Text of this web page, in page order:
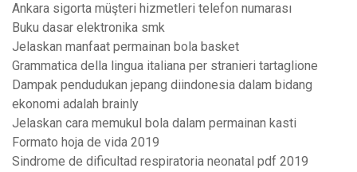
Ankara sigorta müşteri hizmetleri telefon numarası
Buku dasar elektronika smk
Jelaskan manfaat permainan bola basket
Grammatica della lingua italiana per stranieri tartaglione
Dampak pendudukan jepang diindonesia dalam bidang
ekonomi adalah brainly
Jelaskan cara memukul bola dalam permainan kasti
Formato hoja de vida 2019
Sindrome de dificultad respiratoria neonatal pdf 2019